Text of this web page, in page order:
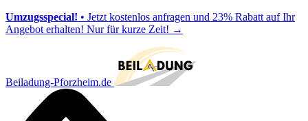
Umzugsspecial! • Jetzt kostenlos anfragen und 23% Rabatt auf Ihr
Angebot erhalten! Nur für kurze Zeit! →
Beiladung-Pforzheim.de